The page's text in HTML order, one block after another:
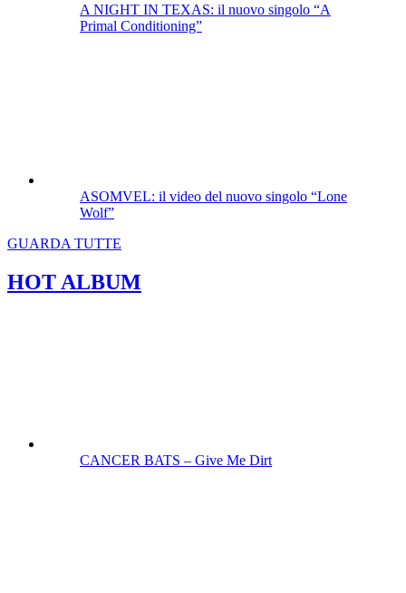
A NIGHT IN TEXAS: il nuovo singolo “A
Primal Conditioning”
ASOMVEL: il video del nuovo singolo “Lone
Wolf”
GUARDA TUTTE
HOT ALBUM
CANCER BATS – Give Me Dirt